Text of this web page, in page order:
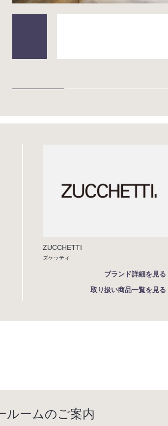
ZUCCHETTI
ズケッティ
ブランド詳細を見る
取り扱い商品一覧を見る
ルームのご案内